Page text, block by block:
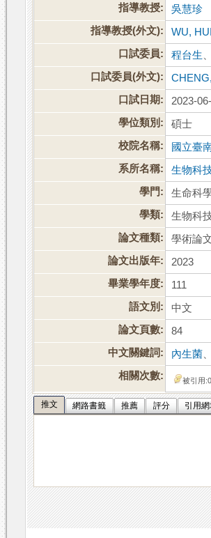
指導教授:
吳慧珍
指導教授(外文):
WU,
口試委員:
程台生
口試委員(外文):
口試日期:
2023-
學位類別:
碩士
校院名稱:
國立臺
系所名稱:
生物科
學門:
生命科
學類:
生物科
論文種類:
學術論
論文出版年:
2023
畢業學年度:
111
語文別:
中文
論文頁數:
84
中文關鍵詞:
內生菌
相關次數:
被引用:0
推文 網路書籤 推薦 評分 引用網